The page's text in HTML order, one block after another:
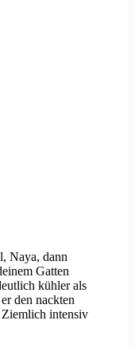
Naya, dann
Gatten
kühler als
den nackten
Ziemlich intensiv